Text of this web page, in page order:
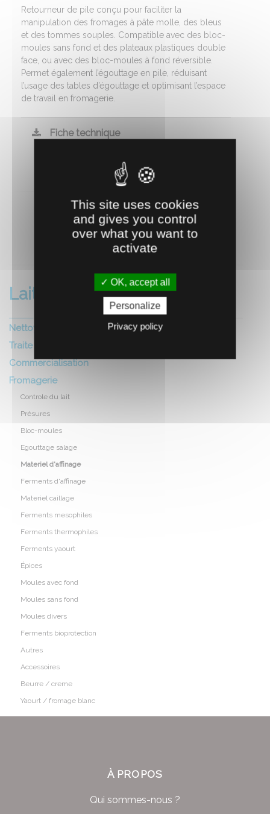
Retourneur de pile conçu pour faciliter la
manipulation des fromages à pâte molle, des bleus
et des tommes souples. Compatible avec des bloc-
moules sans fond et des plateaux plastiques double
face, ou avec des bloc-moules à fond réversible.
Permet également l’égouttage en pile, réduisant
l’usage des tables d’égouttage et optimisant l’espace
de travail en fromagerie.
Fiche technique
RECOMMANDEZ CE PRODUIT À UN AMI
Laiterie fromagerie
Nettoyage et hygiene local
Traite
Commercialisation
Fromagerie
Controle du lait
Présures
Bloc-moules
Egouttage salage
Materiel d'affinage
Ferments d'affinage
Materiel caillage
Ferments mesophiles
Ferments thermophiles
Ferments yaourt
Épices
Moules avec fond
Moules sans fond
Moules divers
Ferments bioprotection
Autres
Accessoires
Beurre / creme
Yaourt / fromage blanc
À PROPOS
Qui sommes-nous ?
This site uses cookies
and gives you control
over what you want to
activate
OK, accept all
Personalize
Privacy policy